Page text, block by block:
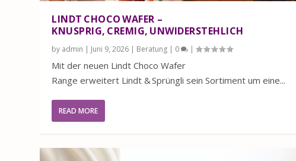
LINDT CHOCO WAFER –
KNUSPRIG, CREMIG, UNWIDERSTEHLICH
by admin | Juni 9, 2026 | Beratung | 0 |
Mit der neuen Lindt Choco Wafer
Range erweitert Lindt & Sprüngli sein Sortiment um eine...
READ MORE